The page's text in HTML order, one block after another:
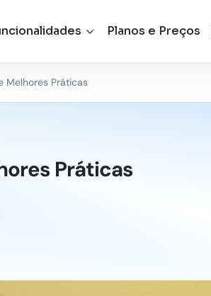
Planos e Preços
Melhores Práticas
Práticas